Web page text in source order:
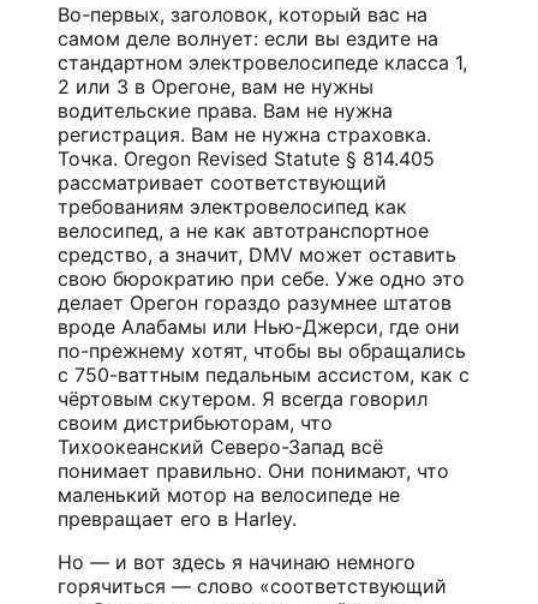
Во-первых, заголовок, который вас на
самом деле волнует: если вы ездите на
стандартном электровелосипеде класса 1,
2 или 3 в Орегоне, вам не нужны
водительские права. Вам не нужна
регистрация. Вам не нужна страховка.
Точка. Oregon Revised Statute § 814.405
рассматривает соответствующий
требованиям электровелосипед как
велосипед, а не как автотранспортное
средство, а значит, DMV может оставить
свою бюрократию при себе. Уже одно это
делает Орегон гораздо разумнее штатов
вроде Алабамы или Нью-Джерси, где они
по-прежнему хотят, чтобы вы обращались
с 750-ваттным педальным ассистом, как с
чёртовым скутером. Я всегда говорил
своим дистрибьюторам, что
Тихоокеанский Северо-Запад всё
понимает правильно. Они понимают, что
маленький мотор на велосипеде не
превращает его в Harley.
Но — и вот здесь я начинаю немного
горячиться — слово «соответствующий